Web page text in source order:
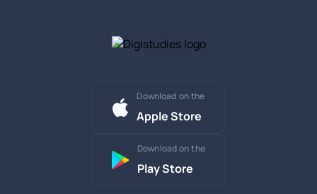
Download on the
Apple Store
Download on the
Play Store